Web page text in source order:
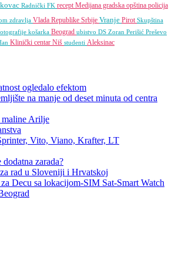
Radnički FK receptMedijana gradska opština policija
zdravlja Vlada Republike Srbije Vranje PirotSkupština
košarka Beograd ubistvo DS Zoran Perišić Preševo
Klinički centar Niš studenti Aleksinac
ogledalo efektom
na manje od deset minuta od centra
maline Arilje
Vito, Viano, Krafter, LT
zarada?
rad u Sloveniji i Hrvatskoj
Decu sa lokacijom-SIM Sat-Smart Watch